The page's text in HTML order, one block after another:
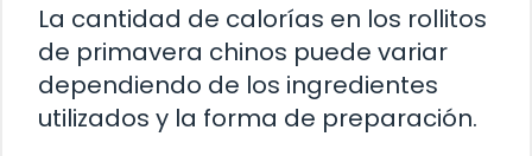
La cantidad de calorías en los rollitos
de primavera chinos puede variar
dependiendo de los ingredientes
utilizados y la forma de preparación.